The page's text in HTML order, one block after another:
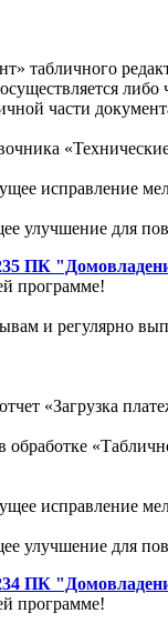
табличного
части
исправление
улучшение для
ПК
программе!
и регулярно
«Загрузка
исправление
улучшение для
ПК
программе!